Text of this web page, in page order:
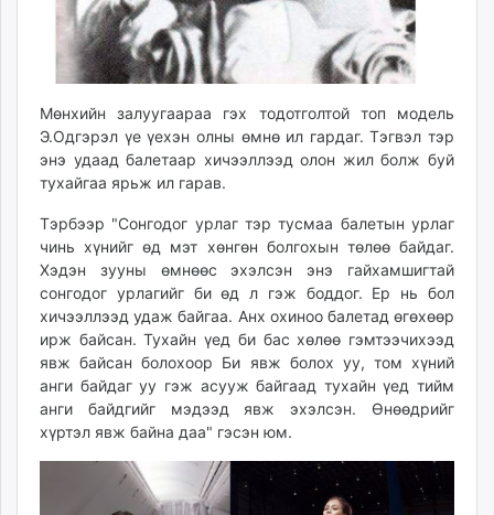
unen.mn
asu.mn
shudarga.mn
shuurhai.mn
unuudur.mn
isee.mn
mglradio.com
itoim.mn
tumen.mn
shuum.mn
times.mn
tvmongolia.mn
mass.mn
unegui.mn
assa.mn
Мөнхийн залуугаараа гэх тодотголтой топ модель
Э.Одгэрэл үе үехэн олны өмнө ил гардаг. Тэгвэл тэр
энэ удаад балетаар хичээллээд олон жил болж буй
тухайгаа ярьж ил гарав.
Тэрбээр "Сонгодог урлаг тэр тусмаа балетын урлаг
чинь хүнийг өд мэт хөнгөн болгохын төлөө байдаг.
Хэдэн зууны өмнөөс эхэлсэн энэ гайхамшигтай
сонгодог урлагийг би өд л гэж боддог. Ер нь бол
хичээллээд удаж байгаа. Анх охиноо балетад өгөхөөр
ирж байсан. Тухайн үед би бас хөлөө гэмтээчихээд
явж байсан болохоор Би явж болох уу, том хүний
анги байдаг уу гэж асууж байгаад тухайн үед тийм
анги байдгийг мэдээд явж эхэлсэн. Өнөөдрийг
хүртэл явж байна даа" гэсэн юм.